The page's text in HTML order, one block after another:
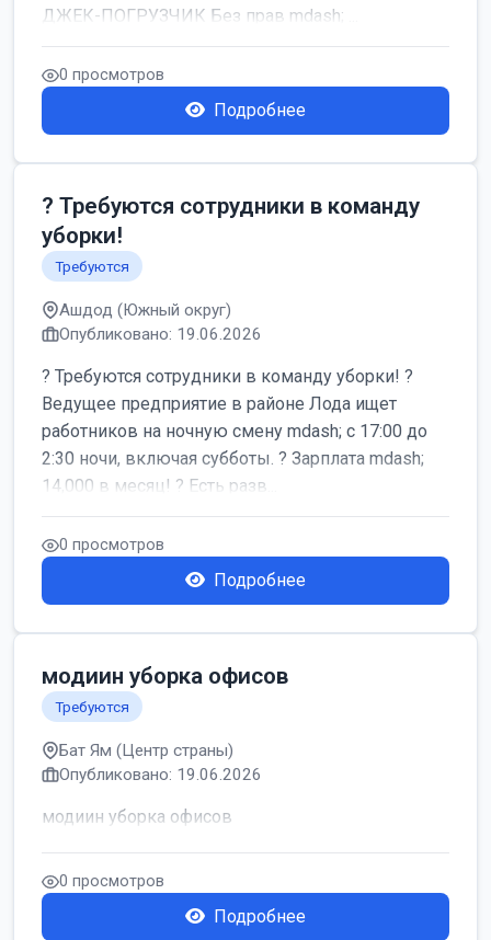
ДЖЕК-ПОГРУЗЧИК Без прав mdash; ...
0 просмотров
Подробнее
? Требуются сотрудники в команду
уборки!
Требуются
Ашдод (Южный округ)
Опубликовано: 19.06.2026
? Требуются сотрудники в команду уборки! ?
Ведущее предприятие в районе Лода ищет
работников на ночную смену mdash; с 17:00 до
2:30 ночи, включая субботы. ? Зарплата mdash;
14,000 в месяц! ? Есть разв...
0 просмотров
Подробнее
модиин уборка офисов
Требуются
Бат Ям (Центр страны)
Опубликовано: 19.06.2026
модиин уборка офисов
0 просмотров
Подробнее